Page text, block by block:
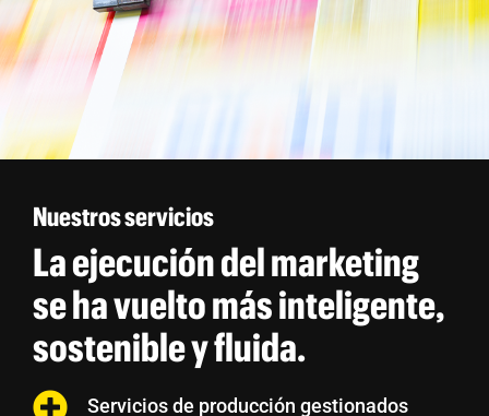
Nuestros servicios
La ejecución del marketing
se ha vuelto más inteligente,
sostenible y fluida.
Servicios de producción gestionados